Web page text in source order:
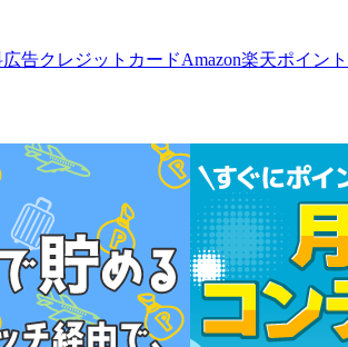
告クレジットカードAmazon楽天ポイント